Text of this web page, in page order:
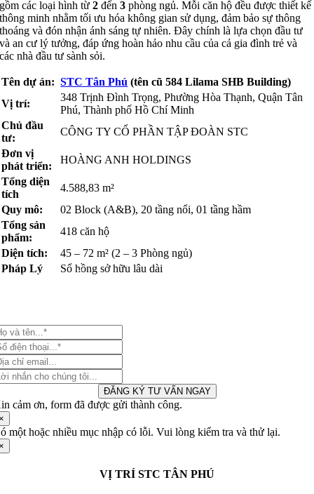
gồm các loại hình từ2 đến3 phòng ngủ. Mỗi căn hộ đều được thiết kế
thông minh nhằm tối ưu hóa không gian sử dụng, đảm bảo sự thông
thoáng và đón nhận ánh sáng tự nhiên. Đây chính là lựa chọn đầu tư
và an cư lý tưởng, đáp ứng hoàn hảo nhu cầu của cả gia đình trẻ và
các nhà đầu tư sành sỏi.
Tên dự án: STC Tân Phú (tên cũ 584 Lilama SHB Building)
Vị trí:
348 Trịnh Đình Trọng, Phường Hòa Thạnh, Quận Tân
Phú, Thành phố Hồ Chí Minh
Chủ đầu
tư:
CÔNG TY CỔ PHẦN TẬP ĐOÀN STC
Đơn vị
phát triển:
HOÀNG ANH HOLDINGS
Tổng diện
tích
4.588,83 m²
Quy mô:
02 Block (A&B), 20 tầng nổi, 01 tầng hầm
Tổng sản
phẩm:
418 căn hộ
Diện tích:
45 – 72 m² (2 – 3 Phòng ngủ)
Pháp Lý
Sổ hồng sở hữu lâu dài
KÝ TƯ VẤN CHI TIẾT
ĐĂNG KÝ TƯ VẤN NGAY
cảm ơn, form đã được gửi thành công.
một hoặc nhiều mục nhập có lỗi. Vui lòng kiểm tra và thử lại.
VỊ TRÍ STC TÂN PHÚ